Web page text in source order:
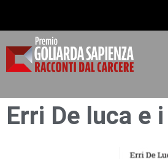
Erri De luca e